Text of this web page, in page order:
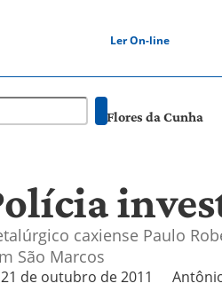
Ler On-line
Flores da Cunha
caxiense Paulo
São Marcos
21 de outubro de 2011